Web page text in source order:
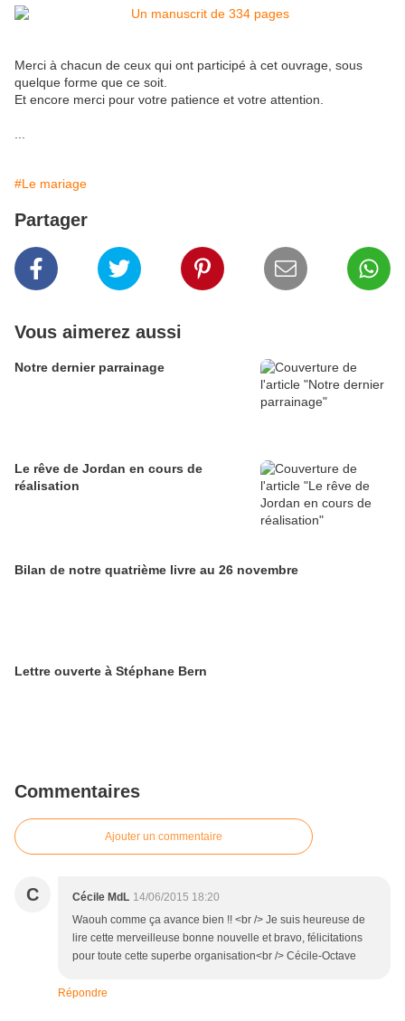
Merci à chacun de ceux qui ont participé à cet ouvrage, sous
quelque forme que ce soit.
Et encore merci pour votre patience et votre attention.
#Le mariage
Partager
Vous aimerez aussi
Notre dernier parrainage
Le rêve de Jordan en cours de
réalisation
Bilan de notre quatrième livre au 26 novembre
Lettre ouverte à Stéphane Bern
Commentaires
Ajouter un commentaire
C Cécile MdL 14/06/2015 18:20
Waouh comme ça avance bien !! <br /> Je suis heureuse de
lire cette merveilleuse bonne nouvelle et bravo, félicitations
pour toute cette superbe organisation<br /> Cécile-Octave
Répondre